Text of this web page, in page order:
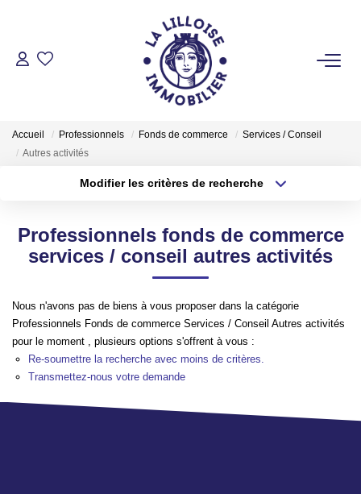
ACHETER
Nos Biens Au Touquet Paris-Plage
LOUER
VENDRE
GESTION LOCATIVE
TRANSACTIONS RÉALISÉES
Accueil Professionnels Fonds de commerce
Services / Conseil
Autres activités
Modifier les critères de recherche
Sélectionnez...
Type de bien
Surface min
Créer une alerte
Professionnels fonds de commerce
services / conseil autres activités
Nous n'avons pas de biens à vous proposer dans la catégorie
Professionnels Fonds de commerce Services / Conseil Autres activités
pour le moment , plusieurs options s'offrent à vous :
Re-soumettre la recherche avec moins de critères.
Transmettez-nous votre demande